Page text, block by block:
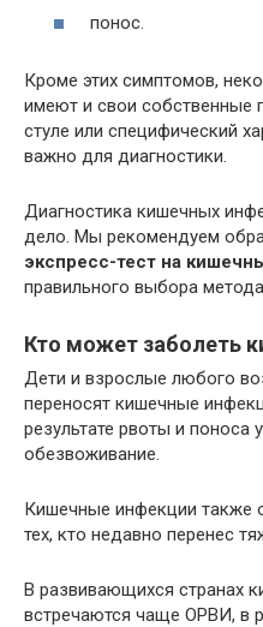
понос.
Кроме этих симптомов,
имеют и свои собственные
стуле или специфический
важно для диагностики.
Диагностика кишечных
дело. Мы рекомендуем
экспресс-тест на
правильного выбора
Кто может заболеть
Дети и взрослые любого
переносят кишечные
результате рвоты и поноса
обезвоживание.
Кишечные инфекции также
тех, кто недавно перенес
В развивающихся странах
встречаются чаще ОРВИ, в